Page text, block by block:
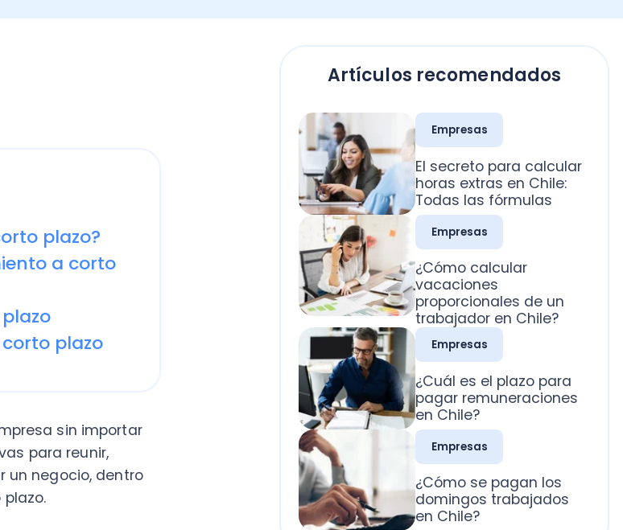
corto
sin importar
reunir,
para
se
Artículos recomendados
Empresas
horas extras en Chile:
Todas las fórmulas
Empresas
¿Cómo calcular
vacaciones
proporcionales de un
trabajador en Chile?
Empresas
¿Cuál es el plazo para
pagar remuneraciones
Empresas
¿Cómo se pagan los
domingos trabajados
en Chile?